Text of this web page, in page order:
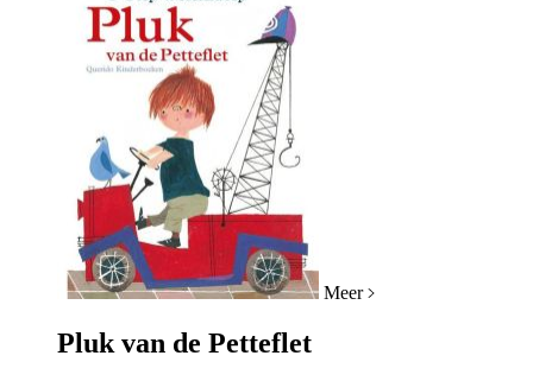
Meer
Pluk van de Petteflet